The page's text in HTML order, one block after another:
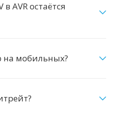
AVR остаётся
на мобильных?